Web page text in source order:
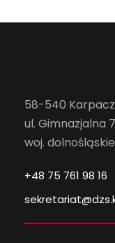
58-540 Karpacz
ul. Gimnazjalna 7
woj. dolnośląskie
+48 75 761 98 16